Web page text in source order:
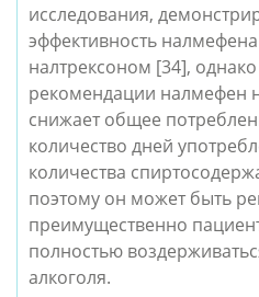
исследования,
эффективность
налтрексоном [34],
рекомендации налмефен
снижает общее
количество дней
количества
поэтому он может быть
преимущественно
полностью
алкоголя.